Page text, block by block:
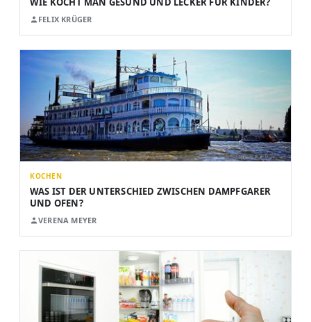
FELIX KRÜGER
KOCHEN
WAS IST DER UNTERSCHIED ZWISCHEN DAMPFGARER
UND OFEN?
VERENA MEYER